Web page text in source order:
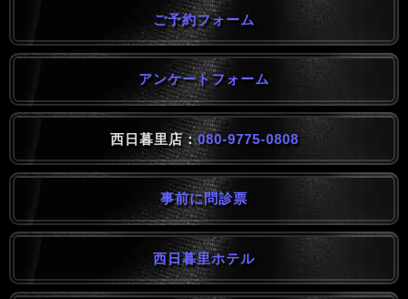
ご予約フォーム
アンケートフォーム
西日暮里店：080-9775-0808
事前に問診票
西日暮里ホテル